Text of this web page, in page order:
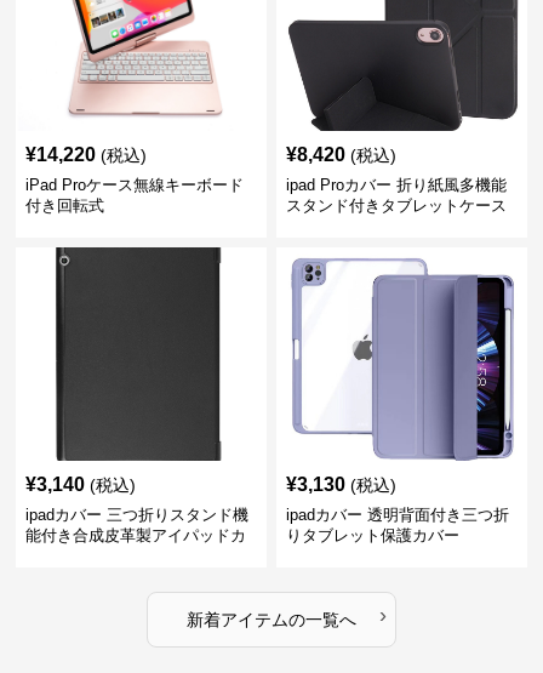
¥14,220 (税込)
iPad Proケース無線キーボード
付き回転式
¥8,420 (税込)
ipad Proカバー 折り紙風多機能
スタンド付きタブレットケース
¥3,140 (税込)
ipadカバー 三つ折りスタンド機
能付き合成皮革製アイパッドカ
¥3,130 (税込)
ipadカバー 透明背面付き三つ折
りタブレット保護カバー
新着アイテムの一覧へ ›